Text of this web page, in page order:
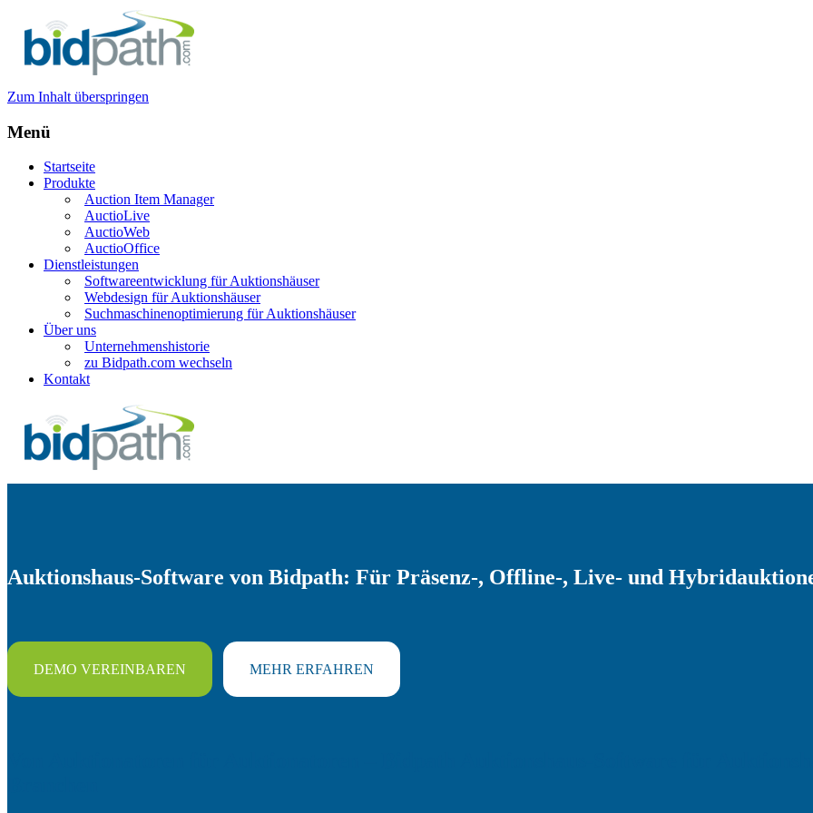
Zum Inhalt überspringen
Menü
Startseite
Produkte
Auction Item Manager
AuctioLive
AuctioWeb
AuctioOffice
Dienstleistungen
Softwareentwicklung für Auktionshäuser
Webdesign für Auktionshäuser
Suchmaschinenoptimierung für Auktionshäuser
Über uns
Unternehmenshistorie
zu Bidpath.com wechseln
Kontakt
Auktionshaus-Software von Bidpath: Für Präsenz-, Offline-, Live- und
DEMO VEREINBAREN MEHR ERFAHREN